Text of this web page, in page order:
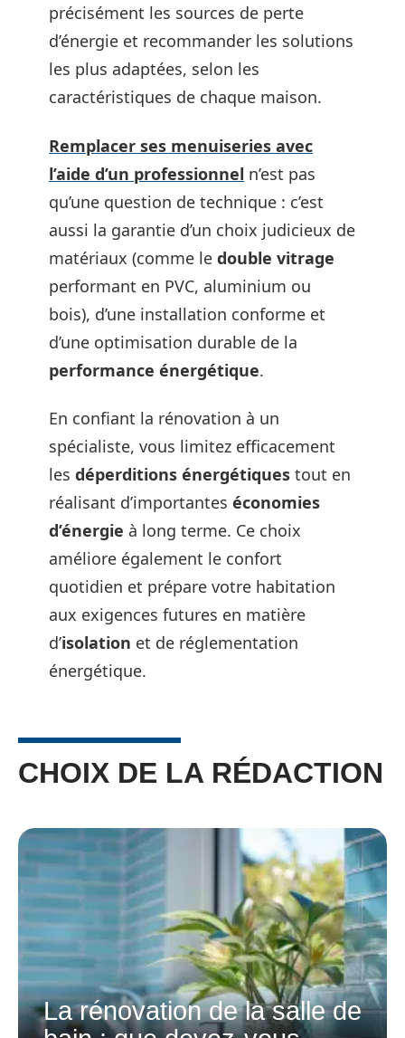
précisément les sources de perte
d’énergie et recommander les solutions
les plus adaptées, selon les
caractéristiques de chaque maison.
Remplacer ses menuiseries avec
l’aide d’un professionnel n’est pas
qu’une question de technique : c’est
aussi la garantie d’un choix judicieux de
matériaux (comme le double vitrage
performant en PVC, aluminium ou
bois), d’une installation conforme et
d’une optimisation durable de la
performance énergétique.
En confiant la rénovation à un
spécialiste, vous limitez efficacement
les déperditions énergétiques tout en
réalisant d’importantes économies
d’énergie à long terme. Ce choix
améliore également le confort
quotidien et prépare votre habitation
aux exigences futures en matière
d’isolation et de réglementation
énergétique.
CHOIX DE LA RÉDACTION
La rénovation de la salle de